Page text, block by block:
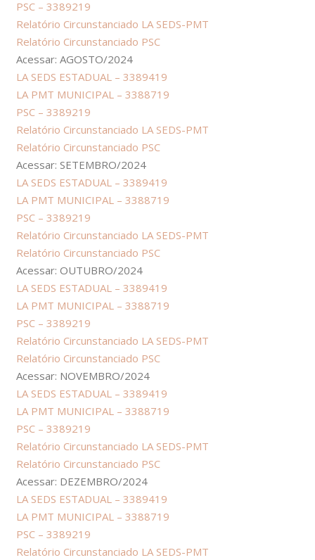
PSC – 3389219
Relatório Circunstanciado LA SEDS-PMT
Relatório Circunstanciado PSC
Acessar: AGOSTO/2024
LA SEDS ESTADUAL – 3389419
LA PMT MUNICIPAL – 3388719
PSC – 3389219
Relatório Circunstanciado LA SEDS-PMT
Relatório Circunstanciado PSC
Acessar: SETEMBRO/2024
LA SEDS ESTADUAL – 3389419
LA PMT MUNICIPAL – 3388719
PSC – 3389219
Relatório Circunstanciado LA SEDS-PMT
Relatório Circunstanciado PSC
Acessar: OUTUBRO/2024
LA SEDS ESTADUAL – 3389419
LA PMT MUNICIPAL – 3388719
PSC – 3389219
Relatório Circunstanciado LA SEDS-PMT
Relatório Circunstanciado PSC
Acessar: NOVEMBRO/2024
LA SEDS ESTADUAL – 3389419
LA PMT MUNICIPAL – 3388719
PSC – 3389219
Relatório Circunstanciado LA SEDS-PMT
Relatório Circunstanciado PSC
Acessar: DEZEMBRO/2024
LA SEDS ESTADUAL – 3389419
LA PMT MUNICIPAL – 3388719
PSC – 3389219
Relatório Circunstanciado LA SEDS-PMT